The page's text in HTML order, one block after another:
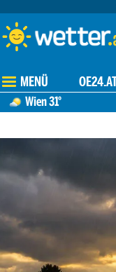
MENÜ
Wien31°